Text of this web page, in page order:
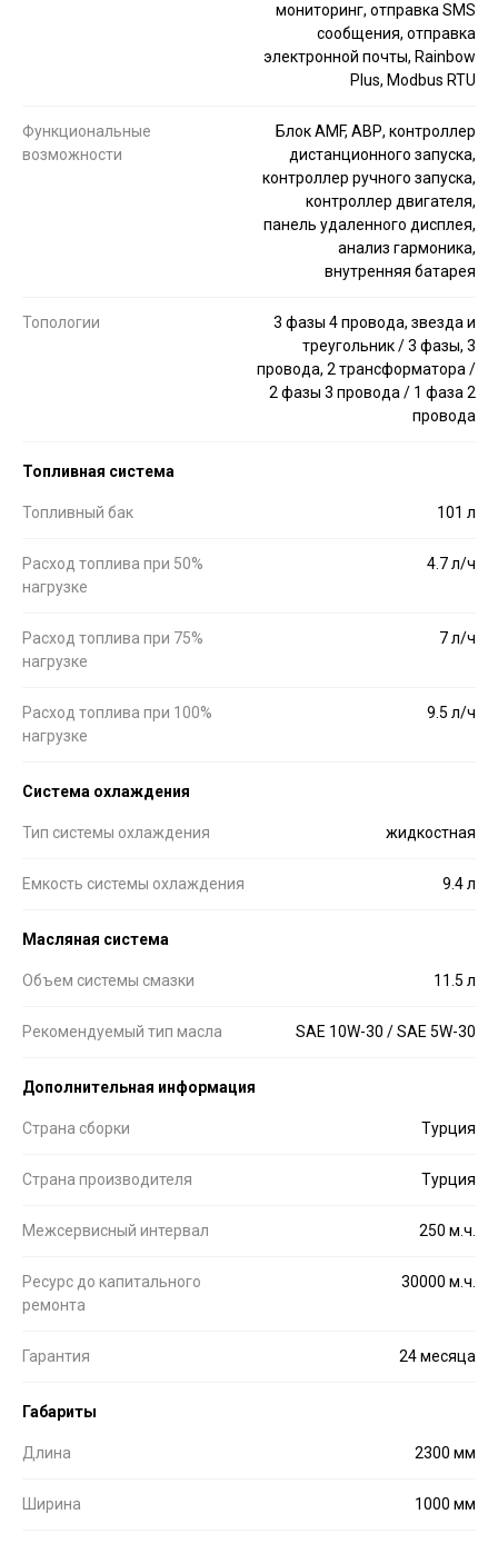
мониторинг, отправка SMS
сообщения, отправка
электронной почты, Rainbow
Plus, Modbus RTU
Функциональные
возможности
Блок AMF, АВР, контроллер
дистанционного запуска,
контроллер ручного запуска,
контроллер двигателя,
панель удаленного дисплея,
анализ гармоника,
внутренняя батарея
Топологии
3 фазы 4 провода, звезда и
треугольник / 3 фазы, 3
провода, 2 трансформатора /
2 фазы 3 провода / 1 фаза 2
провода
Топливная система
Топливный бак 101 л
Расход топлива при 50%
нагрузке
4.7 л/ч
Расход топлива при 75%
нагрузке
7 л/ч
Расход топлива при 100%
нагрузке
9.5 л/ч
Система охлаждения
Тип системы охлаждения жидкостная
Емкость системы охлаждения 9.4 л
Масляная система
Объем системы смазки 11.5 л
Рекомендуемый тип масла SAE 10W-30 / SAE 5W-30
Дополнительная информация
Страна сборки Турция
Страна производителя Турция
Межсервисный интервал 250 м.ч.
Ресурс до капитального
ремонта
30000 м.ч.
Гарантия 24 месяца
Габариты
Длина 2300 мм
Ширина 1000 мм